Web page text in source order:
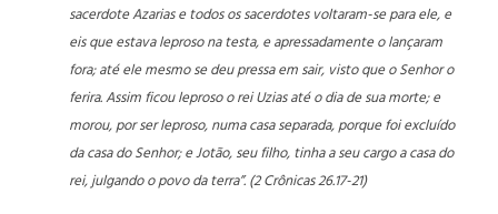
sacerdote Azarias e todos os sacerdotes voltaram-se para ele, e
eis que estava leproso na testa, e apressadamente o lançaram
fora; até ele mesmo se deu pressa em sair, visto que o Senhor o
ferira. Assim ficou leproso o rei Uzias até o dia de sua morte; e
morou, por ser leproso, numa casa separada, porque foi excluído
da casa do Senhor; e Jotão, seu filho, tinha a seu cargo a casa do
rei, julgando o povo da terra”. (2 Crônicas 26.17-21)